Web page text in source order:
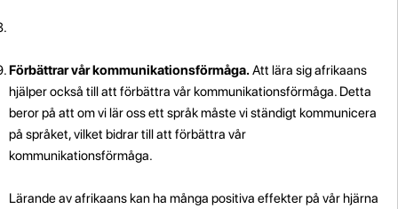
Förbättrar vår kommunikationsförmåga.Att lära sig afrikaans
hjälper också till att förbättra vår kommunikationsförmåga. Detta
beror på att om vi lär oss ett språk måste vi ständigt kommunicera
på språket, vilket bidrar till att förbättra vår
kommunikationsförmåga.
Lärande av afrikaans kan ha många positiva effekter på vår hjärna